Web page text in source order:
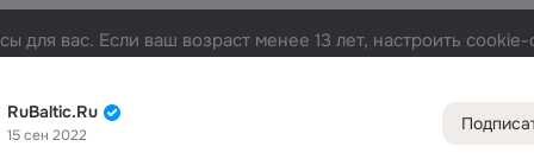
RuBaltic.Ru
15 сен 2022
для вас. Если ваш возраст менее 13 лет, настроить
Участники